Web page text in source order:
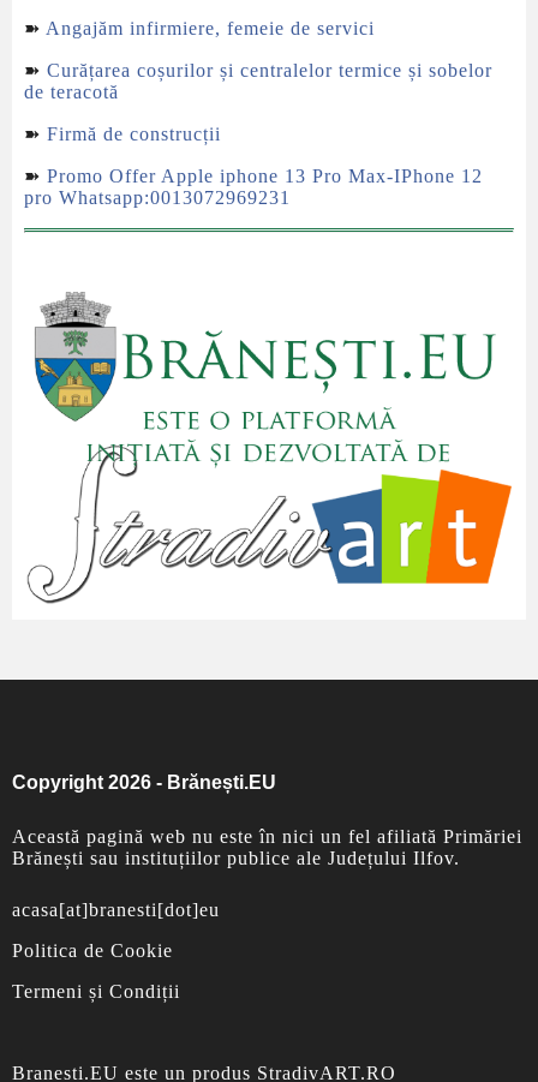
➽ Angajăm infirmiere, femeie de servici
➽ Curățarea coșurilor și centralelor termice și sobelor
de teracotă
➽ Firmă de construcții
➽ Promo Offer Apple iphone 13 Pro Max-IPhone 12
pro Whatsapp:0013072969231
Copyright 2026 - Brănești.EU
Această pagină web nu este în nici un fel afiliată Primăriei
Brănești sau instituțiilor publice ale Județului Ilfov.
acasa[at]branesti[dot]eu
Politica de Cookie
Termeni și Condiții
Branesti.EU este un produs StradivART.RO